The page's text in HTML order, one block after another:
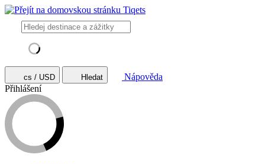
cs / USD Hledat
Nápověda
Přihlášení